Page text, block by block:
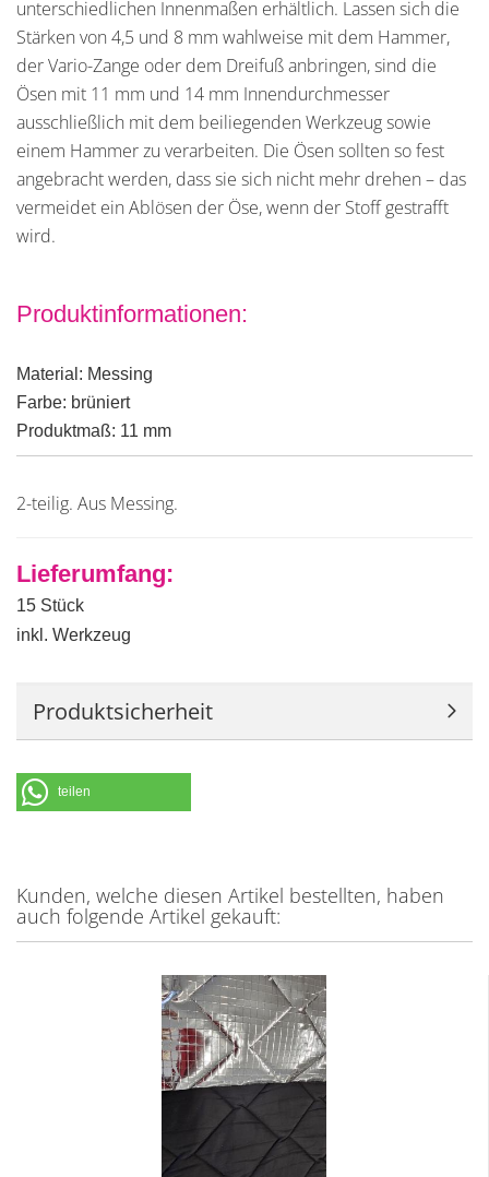
unterschiedlichen Innenmaßen erhältlich. Lassen sich die
Stärken von 4,5 und 8 mm wahlweise mit dem Hammer,
der Vario-Zange oder dem Dreifuß anbringen, sind die
Ösen mit 11 mm und 14 mm Innendurchmesser
ausschließlich mit dem beiliegenden Werkzeug sowie
einem Hammer zu verarbeiten. Die Ösen sollten so fest
angebracht werden, dass sie sich nicht mehr drehen – das
vermeidet ein Ablösen der Öse, wenn der Stoff gestrafft
wird.
Produktinformationen:
Material: Messing
Farbe: brüniert
Produktmaß: 11 mm
2-teilig. Aus Messing.
Lieferumfang:
15 Stück
inkl. Werkzeug
Produktsicherheit
teilen
Kunden, welche diesen Artikel bestellten, haben
auch folgende Artikel gekauft: